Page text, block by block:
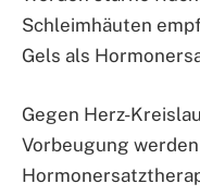
Schleimhäuten
Gels als
Gegen Herz-
Vorbeugung